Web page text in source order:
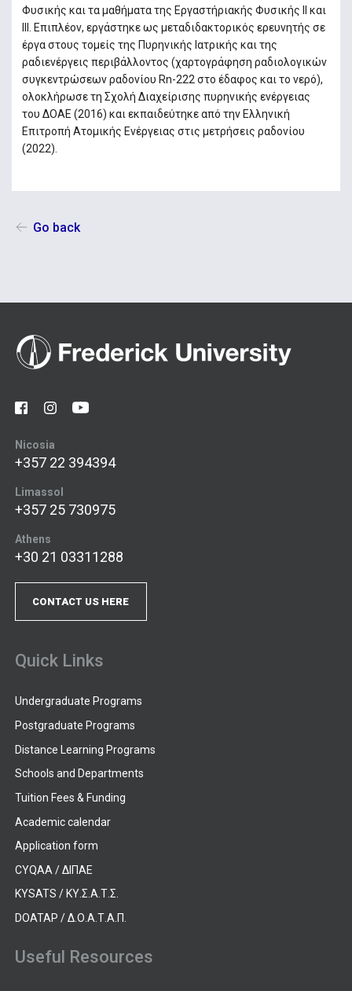
Φυσικής και τα μαθήματα της Εργαστήριακής Φυσικής ΙΙ και
ΙΙΙ. Επιπλέον, εργάστηκε ως μεταδιδακτορικός ερευνητής σε
έργα στους τομείς της Πυρηνικής Ιατρικής και της
ραδιενέργεις περιβάλλοντος (χαρτογράφηση ραδιολογικών
συγκεντρώσεων ραδονίου Rn-222 στο έδαφος και το νερό),
ολοκλήρωσε τη Σχολή Διαχείρισης πυρηνικής ενέργειας
του ΔΟΑΕ (2016) και εκπαιδεύτηκε από την Ελληνική
Επιτροπή Ατομικής Ενέργειας στις μετρήσεις ραδονίου
(2022).
Go back
Nicosia
+357 22 394394
Limassol
+357 25 730975
Athens
+30 21 03311288
CONTACT US HERE
Quick Links
Undergraduate Programs
Postgraduate Programs
Distance Learning Programs
Schools and Departments
Tuition Fees & Funding
Academic calendar
Application form
CYQAA / ΔΙΠΑΕ
KYSATS / ΚΥ.Σ.Α.Τ.Σ.
DOATAP / Δ.Ο.Α.Τ.Α.Π.
Useful Resources